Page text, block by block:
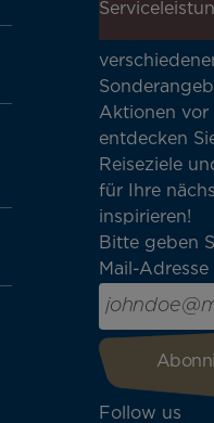
erhalten!
Aktionen vor
entdecken
Reiseziele
für Ihre
inspirieren!
Bitte geben
Mail-Adresse
Follow us